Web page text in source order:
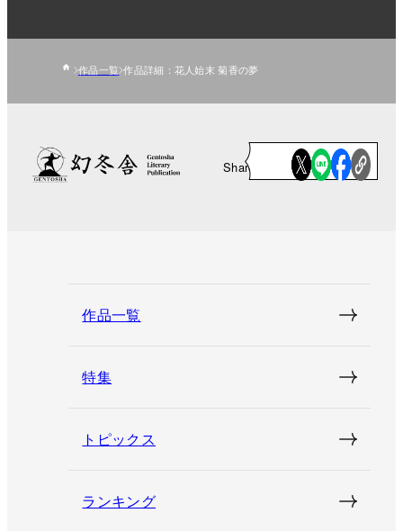
作品一覧 作品詳細：花人始末 菊香の夢
Share
作品一覧
特集
トピックス
ランキング